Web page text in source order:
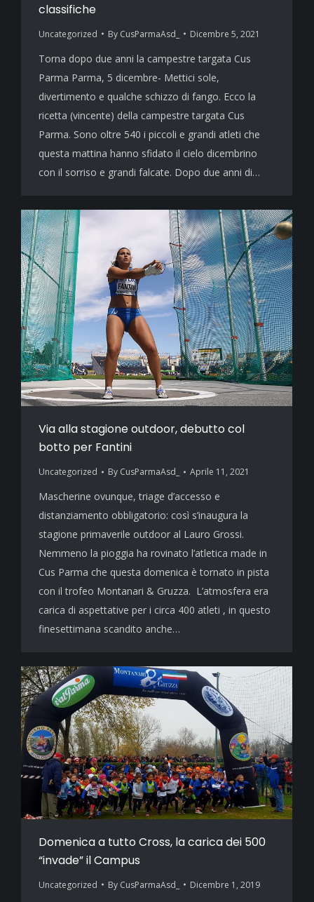
classifiche
Uncategorized By CusParmaAsd_ Dicembre 5, 2021
Torna dopo due anni la campestre targata Cus
Parma Parma, 5 dicembre- Mettici sole,
divertimento e qualche schizzo di fango. Ecco la
ricetta (vincente) della campestre targata Cus
Parma. Sono oltre 540 i piccoli e grandi atleti che
questa mattina hanno sfidato il cielo dicembrino
con il sorriso e grandi falcate. Dopo due anni di…
Via alla stagione outdoor, debutto col
botto per Fantini
Uncategorized By CusParmaAsd_ Aprile 11, 2021
Mascherine ovunque, triage d’accesso e
distanziamento obbligatorio: così s’inaugura la
stagione primaverile outdoor al Lauro Grossi.
Nemmeno la pioggia ha rovinato l’atletica made in
Cus Parma che questa domenica è tornato in pista
con il trofeo Montanari & Gruzza. L’atmosfera era
carica di aspettative per i circa 400 atleti , in questo
finesettimana scandito anche…
Domenica a tutto Cross, la carica dei 500
“invade” il Campus
Uncategorized By CusParmaAsd_ Dicembre 1, 2019